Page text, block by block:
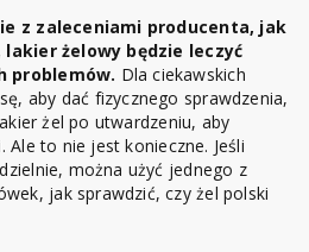
z zaleceniami producenta, jak
żelowy będzie leczyć
problemów. Dla ciekawskich
aby dać fizycznego sprawdzenia,
żel po utwardzeniu, aby
to nie jest konieczne. Jeśli
można użyć jednego z
jak sprawdzić, czy żel polski